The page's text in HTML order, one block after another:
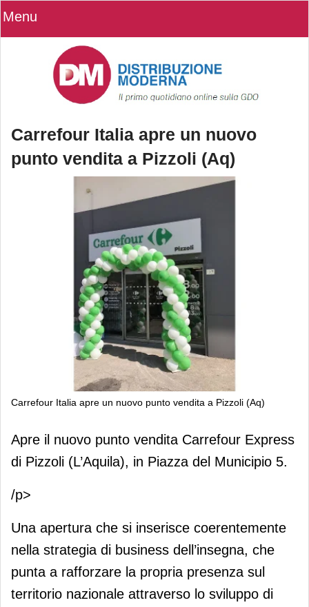
Menu
Carrefour Italia apre un nuovo
punto vendita a Pizzoli (Aq)
Carrefour Italia apre un nuovo punto vendita a Pizzoli (Aq)
Carrefour Italia apre un nuovo punto
vendita a Pizzoli (Aq)
Apre il nuovo punto vendita Carrefour Express
di Pizzoli (L’Aquila), in Piazza del Municipio 5.
/p>
Una apertura che si inserisce coerentemente
nella strategia di business dell’insegna, che
punta a rafforzare la propria presenza sul
territorio nazionale attraverso lo sviluppo di